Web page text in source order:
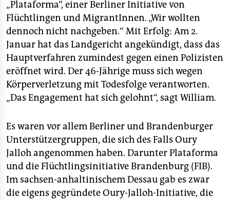
„Plataforma“, einer Berliner Initiative von
Flüchtlingen und MigrantInnen. „Wir wollten
dennoch nicht nachgeben.“ Mit Erfolg: Am 2.
Januar hat das Landgericht angekündigt, dass das
Hauptverfahren zumindest gegen einen Polizisten
eröffnet wird. Der 46-Jährige muss sich wegen
Körperverletzung mit Todesfolge verantworten.
„Das Engagement hat sich gelohnt“, sagt William.
Es waren vor allem Berliner und Brandenburger
Unterstützergruppen, die sich des Falls Oury
Jalloh angenommen haben. Darunter Plataforma
und die Flüchtlingsinitiative Brandenburg (FIB).
Im sachsen-anhaltinischem Dessau gab es zwar
die eigens gegründete Oury-Jalloh-Initiative, die